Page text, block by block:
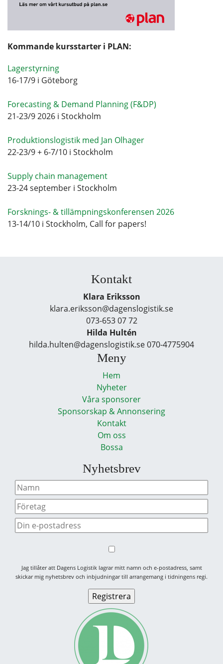
Kommande kursstarter i PLAN:
Lagerstyrning
16-17/9 i Göteborg
Forecasting & Demand Planning (F&DP)
21-23/9 2026 i Stockholm
Produktionslogistik med Jan Olhager
22-23/9 + 6-7/10 i Stockholm
Supply chain management
23-24 september i Stockholm
Forsknings- & tillämpningskonferensen 2026
13-14/10 i Stockholm, Call for papers!
Kontakt
Klara Eriksson
klara.eriksson@dagenslogistik.se
073-653 07 72
Hilda Hultén
hilda.hulten@dagenslogistik.se 070-4775904
Meny
Hem
Nyheter
Våra sponsorer
Sponsorskap & Annonsering
Kontakt
Om oss
Bossa
Nyhetsbrev
Jag tillåter att Dagens Logistik lagrar mitt namn och e-postadress, samt
skickar mig nyhetsbrev och inbjudningar till arrangemang i tidningens regi.